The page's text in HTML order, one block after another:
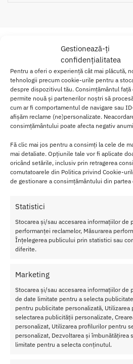
Gestionează-ți
confidențialitatea
Pentru a oferi o experiență cât mai plăcută,
tehnologii precum cookie-urile pentru a
despre dispozitivul tău. Consimțământul
permite nouă și partenerilor noștri să
cum ar fi comportamentul de navigare sau
afișăm reclame (ne)personalizate.
consimțământului poate afecta negativ
Fă clic mai jos pentru a consimți la cele de
mai detaliate. Opțiunile tale vor fi aplicate
oricând setările, inclusiv prin retragerea
comutatoarele din Politica privind Cookie-
de gestionare a consimțământului din partea
Statistici
Stocarea și/sau accesarea informațiilor de
performanței reclamelor, Măsurarea
Înțelegerea publicului prin statistici sau
diferite.
Marketing
Stocarea și/sau accesarea informațiilor de
de date limitate pentru a selecta
pentru publicitate personalizată, Utilizarea
selectarea publicității personalizate,
personalizat, Utilizarea profilurilor pentru
personalizat, Dezvoltarea și îmbunătățirea
limitate pentru a selecta conținutul.
Informații suplimentare
Recenzii 0
Crema Erectie si Marire Penis Booster
plante, ce imbunatateste erectia si
special conceputa pentru barabatii
puternica si un penis mai mare.
crema mareste dimensiunea
circulatiei sangvine in tesaturi. Formula
Mod de folosire:
testiculelor si masati usor.
Cantitate:125 ml.
Categorii: Creme si capsule
Produse similare